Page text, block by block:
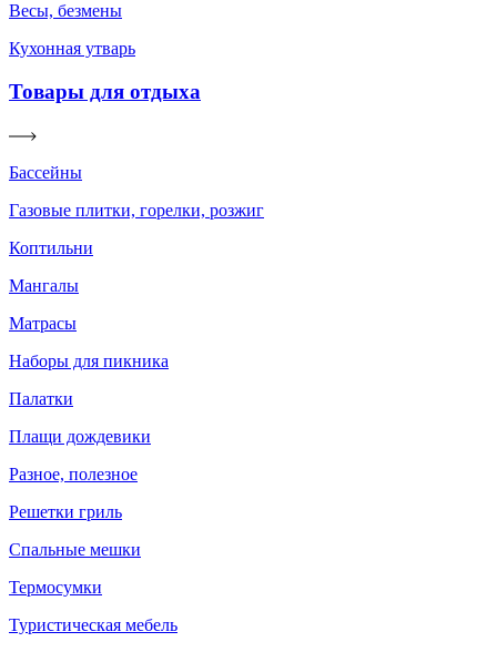
Весы, безмены
Кухонная утварь
Товары для отдыха
Бассейны
Газовые плитки, горелки, розжиг
Коптильни
Мангалы
Матрасы
Наборы для пикника
Палатки
Плащи дождевики
Разное, полезное
Решетки гриль
Спальные мешки
Термосумки
Туристическая мебель